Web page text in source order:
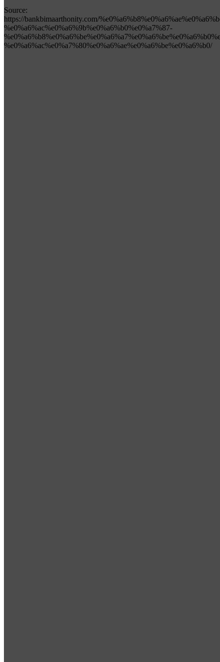
Source:
https://bankbimaarthonity.com/
%e0%a6%ac%e0%a6%9b%e0%a6%b0%e0%a7%87-
%e0%a6%ac%e0%a7%80%e0%a6%ae%e0%a6%be%e0%a6%b0/